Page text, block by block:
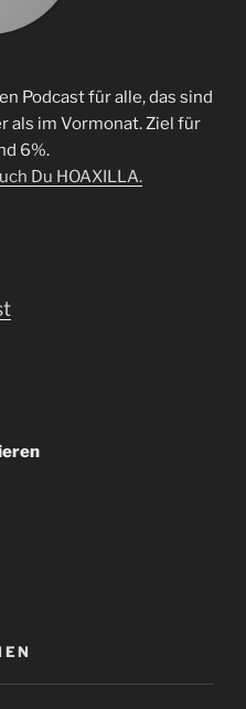
Podcast für alle, das sind
als im Vormonat. Ziel für
6%.
Du HOAXILLA.